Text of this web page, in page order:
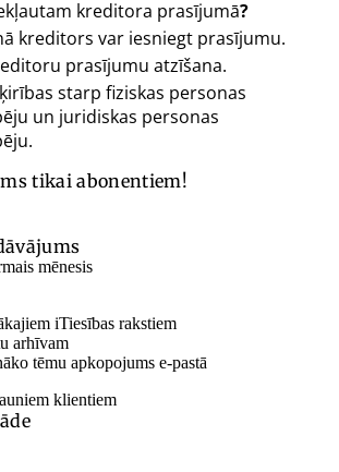
kreditora prasījumā?
kreditors var iesniegt prasījumu.
prasījumu atzīšana.
starp fiziskas personas
un juridiskas personas
tikai abonentiem!
mēnesis
iTiesības rakstiem
arhīvam
tēmu apkopojums e-pastā
klientiem